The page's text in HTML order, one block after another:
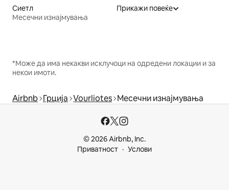
Сиетл
Месечни изнајмувања
Прикажи повеќе
*Може да има некакви исклучоци на одредени локации и за
некои имоти.
Airbnb Грција Vourliotes Месечни изнајмувања
© 2026 Airbnb, Inc.
Приватност
Услови